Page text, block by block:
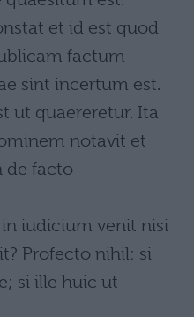
et id est quod
factum
sint incertum est.
ut quaereretur. Ita
notavit et
de facto
iudicium venit nisi
Profecto nihil: si
si ille huic ut